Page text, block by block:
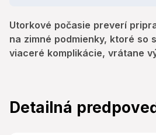
Utorkové počasie preverí
na zimné podmienky, ktoré so
viaceré komplikácie, vrátane
Detailná